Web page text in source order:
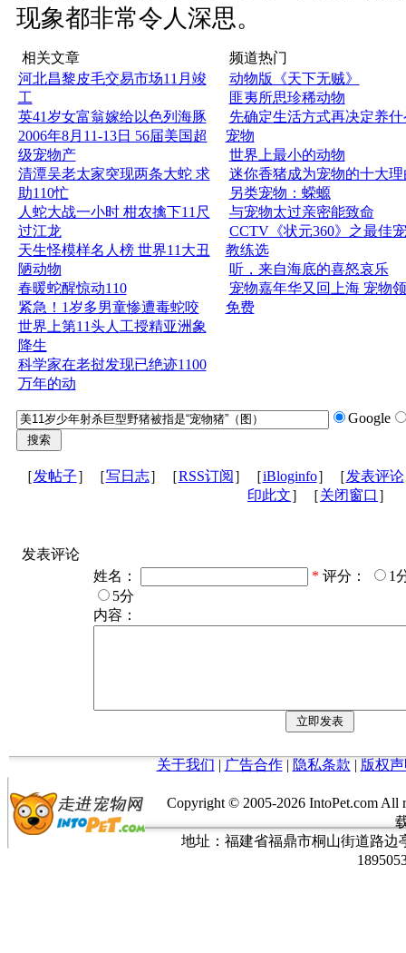
现象都非常令人深思。
相关文章
河北昌黎皮毛交易市场11月竣
工
英41岁女富翁嫁给以色列海豚
2006年8月11-13日 56届美国超
级宠物产
清潭吴老太家突现两条大蛇 求
助110忙
人蛇大战一小时 柑农擒下11尺
过江龙
天生怪模样名人榜 世界11大丑
陋动物
春暖蛇醒惊动110
紧急！1岁多男童惨遭毒蛇咬
世界上第11头人工授精亚洲象
降生
科学家在老挝发现已绝迹1100
万年的动
频道热门
动物版《天下无贼》
匪夷所思珍稀动物
先确定生活方式再决定养什
宠物
世界上最小的动物
迷你香猪成为宠物的十大理
另类宠物：蝾螈
与宠物太过亲密能致命
CCTV《状元360》之最佳
教练选
听，来自海底的喜怒哀乐
宠物嘉年华又回上海 宠物
免费
Google
［发帖子］［写日志］［RSS订阅 ］［iBloginfo］［发表评论
印此文］［关闭窗口 ］
发表评论
姓名：
* 评分：
1
5分
内容：
关于我们 | 广告合作| 隐私条款 | 版权
Copyright © 2005-2026 IntoPet.com
地址：福建省福鼎市桐山街道路边